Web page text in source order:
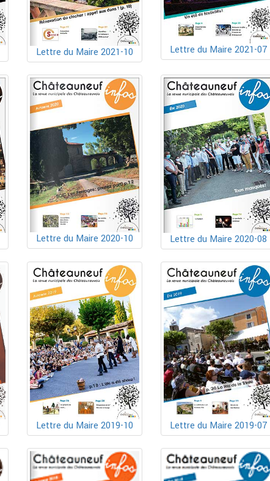
Lettre du Maire 2021-10 Lettre du Maire 2021-07
Lettre du Maire 2020-10 Lettre du Maire 2020-08
Lettre du Maire 2019-10 Lettre du Maire 2019-07